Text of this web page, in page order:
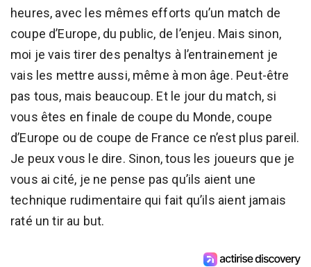
heures, avec les mêmes efforts qu’un match de
coupe d’Europe, du public, de l’enjeu. Mais sinon,
moi je vais tirer des penaltys à l’entrainement je
vais les mettre aussi, même à mon âge. Peut-être
pas tous, mais beaucoup. Et le jour du match, si
vous êtes en finale de coupe du Monde, coupe
d’Europe ou de coupe de France ce n’est plus pareil.
Je peux vous le dire. Sinon, tous les joueurs que je
vous ai cité, je ne pense pas qu’ils aient une
technique rudimentaire qui fait qu’ils aient jamais
raté un tir au but.